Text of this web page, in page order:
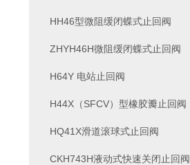
HH46型微阻缓闭蝶式止回阀
ZHYH46H微阻缓闭蝶式止回阀
H64Y 电站止回阀
H44X（SFCV）型橡胶瓣止回阀
HQ41X滑道滚球式止回阀
CKH743H液动式快速关闭止回阀